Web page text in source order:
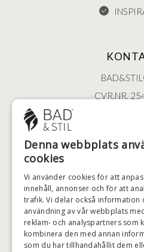
CVR.NR.
2100
+46 (0)79
HÖGSTA
Denna webbplats
cookies
Vi använder cookies för att
innehåll, annonser och för att
trafik. Vi delar också information
användning av vår webbplats
reklam- och analyspartners som
kombinera den med annan
som du har tillhandahållit dem